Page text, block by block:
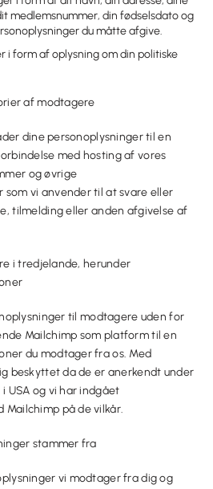
medlemsnummer, din fødselsdato og
du måtte afgive.
i form af oplysning om din politiske
af modtagere
dine personoplysninger til en
med hosting af vores
og øvrige
vi anvender til at svare eller
tilmelding eller anden afgivelse af
i tredjelande, herunder
til modtagere uden for
Mailchimp som platform til en
du modtager fra os. Med
beskyttet da de er anerkendt under
USA og vi har indgået
Mailchimp på de vilkår.
stammer fra
vi modtager fra dig og